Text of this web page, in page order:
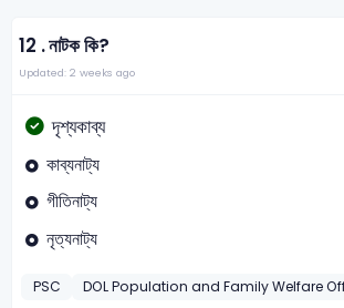
12 .নাটক কি?
Updated: 2 weeks ago
দৃশ্যকাব্য
কাব্যনাট্য
গীতিনাট্য
নৃত্যনাট্য
PSC DOL Population and Family Welfare